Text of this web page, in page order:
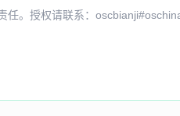
任。授权请联系：